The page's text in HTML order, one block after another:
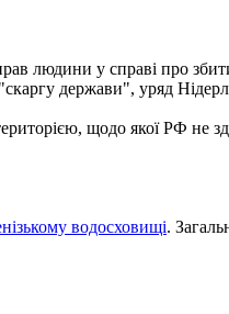
людини у справі про
держави", уряд
щодо якої РФ не
водосховищі.